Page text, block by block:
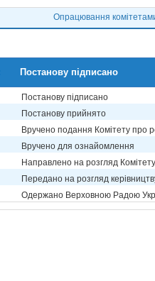
Опрацювання
Постанову підписано
Постанову підписано
Постанову прийнято
Вручено подання Комітету про
Вручено для ознайомлення
Направлено на розгляд Комітету
Передано на розгляд
Одержано Верховною Радою